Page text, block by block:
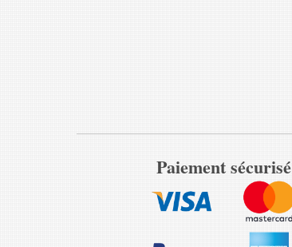
Paiement sécurisé